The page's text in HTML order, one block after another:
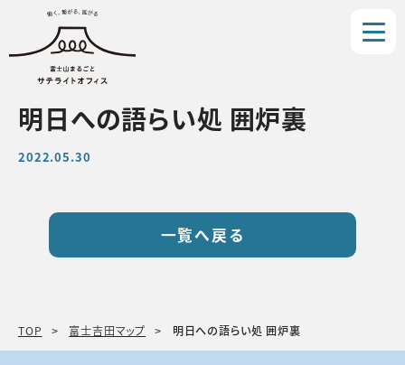
明日への語らい処 囲炉裏
2022.05.30
一覧へ戻る
TOP 富士吉田マップ 明日への語らい処 囲炉裏